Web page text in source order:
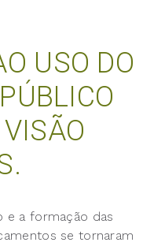
USO DO
e a formação das
se tornaram